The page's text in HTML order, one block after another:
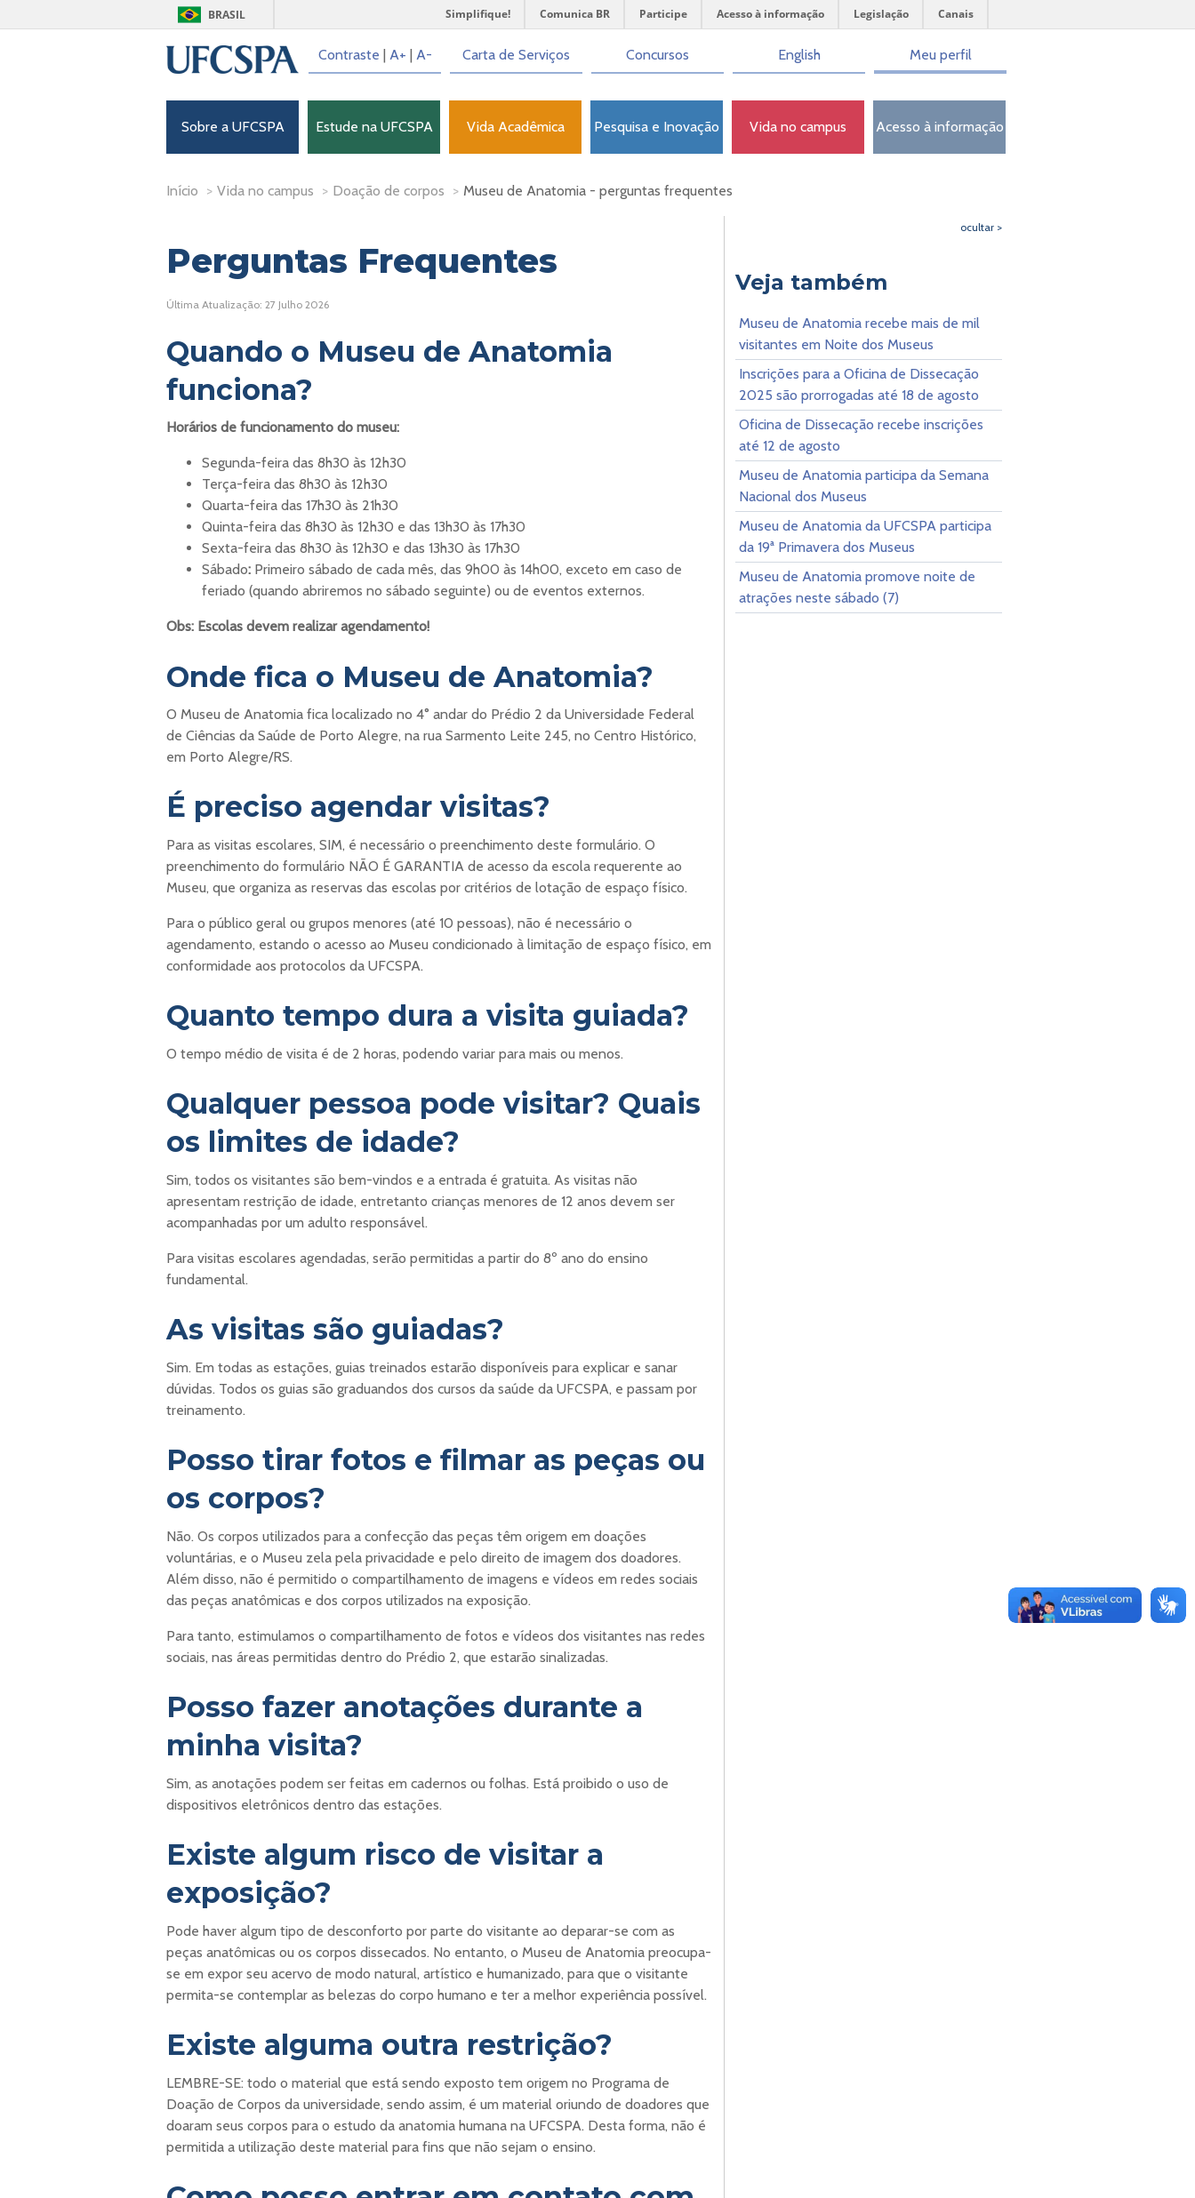
BRASIL Simplifique! Comunica BR Participe Acesso à informação Legislação Canais
Contraste | A+ | A- Carta de Serviços Concursos English Meu perfil
Sobre a UFCSPA Estude na UFCSPA Vida Acadêmica Pesquisa e Inovação Vida no campus Acesso à informação
Início > Vida no campus > Doação de corpos > Museu de Anatomia - perguntas frequentes
Perguntas Frequentes
Última Atualização: 27 Julho 2026
Quando o Museu de Anatomia
funciona?
Horários de funcionamento do museu:
Segunda-feira das 8h30 às 12h30
Terça-feira das 8h30 às 12h30
Quarta-feira das 17h30 às 21h30
Quinta-feira das 8h30 às 12h30 e das 13h30 às 17h30
Sexta-feira das 8h30 às 12h30 e das 13h30 às 17h30
Sábado: Primeiro sábado de cada mês, das 9h00 às 14h00, exceto em caso de
feriado (quando abriremos no sábado seguinte) ou de eventos externos.
Obs: Escolas devem realizar agendamento!
Onde fica o Museu de Anatomia?
O Museu de Anatomia fica localizado no 4° andar do Prédio 2 da Universidade Federal
de Ciências da Saúde de Porto Alegre, na rua Sarmento Leite 245, no Centro Histórico,
em Porto Alegre/RS.
É preciso agendar visitas?
Para as visitas escolares, SIM, é necessário o preenchimento deste formulário. O
preenchimento do formulário NÃO É GARANTIA de acesso da escola requerente ao
Museu, que organiza as reservas das escolas por critérios de lotação de espaço físico.
Para o público geral ou grupos menores (até 10 pessoas), não é necessário o
agendamento, estando o acesso ao Museu condicionado à limitação de espaço físico, em
conformidade aos protocolos da UFCSPA.
Quanto tempo dura a visita guiada?
O tempo médio de visita é de 2 horas, podendo variar para mais ou menos.
Qualquer pessoa pode visitar? Quais
os limites de idade?
Sim, todos os visitantes são bem-vindos e a entrada é gratuita. As visitas não
apresentam restrição de idade, entretanto crianças menores de 12 anos devem ser
acompanhadas por um adulto responsável.
Para visitas escolares agendadas, serão permitidas a partir do 8º ano do ensino
fundamental.
As visitas são guiadas?
Sim. Em todas as estações, guias treinados estarão disponíveis para explicar e sanar
dúvidas. Todos os guias são graduandos dos cursos da saúde da UFCSPA, e passam por
treinamento.
Posso tirar fotos e filmar as peças ou
os corpos?
Não. Os corpos utilizados para a confecção das peças têm origem em doações
voluntárias, e o Museu zela pela privacidade e pelo direito de imagem dos doadores.
Além disso, não é permitido o compartilhamento de imagens e vídeos em redes sociais
das peças anatômicas e dos corpos utilizados na exposição.
Para tanto, estimulamos o compartilhamento de fotos e vídeos dos visitantes nas redes
sociais, nas áreas permitidas dentro do Prédio 2, que estarão sinalizadas.
Posso fazer anotações durante a
minha visita?
Sim, as anotações podem ser feitas em cadernos ou folhas. Está proibido o uso de
dispositivos eletrônicos dentro das estações.
Existe algum risco de visitar a
exposição?
Pode haver algum tipo de desconforto por parte do visitante ao deparar-se com as
peças anatômicas ou os corpos dissecados. No entanto, o Museu de Anatomia preocupa-
se em expor seu acervo de modo natural, artístico e humanizado, para que o visitante
permita-se contemplar as belezas do corpo humano e ter a melhor experiência possível.
Existe alguma outra restrição?
LEMBRE-SE: todo o material que está sendo exposto tem origem no Programa de
Doação de Corpos da universidade, sendo assim, é um material oriundo de doadores que
doaram seus corpos para o estudo da anatomia humana na UFCSPA. Desta forma, não é
permitida a utilização deste material para fins que não sejam o ensino.
ocultar >
Veja também
Museu de Anatomia recebe mais de mil
visitantes em Noite dos Museus
Inscrições para a Oficina de Dissecação
2025 são prorrogadas até 18 de agosto
Oficina de Dissecação recebe inscrições
até 12 de agosto
Museu de Anatomia participa da Semana
Nacional dos Museus
Museu de Anatomia da UFCSPA participa
da 19ª Primavera dos Museus
Museu de Anatomia promove noite de
atrações neste sábado (7)